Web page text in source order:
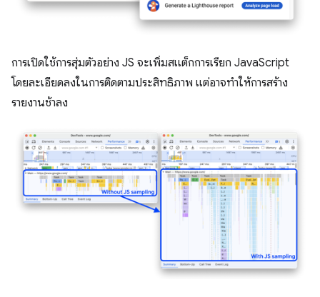
การเปิดใช้การสุ่มตัวอย่าง JS จะเพิ่มสแต็กการเรียก JavaScript
โดยละเอียดลงในการติดตามประสิทธิภาพ แต่อาจทำให้การสร้าง
รายงานช้าลง